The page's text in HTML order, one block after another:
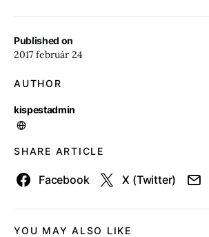
Published on
2017 február 24
AUTHOR
kispestadmin
SHARE ARTICLE
Facebook X (Twitter)
YOU MAY ALSO LIKE